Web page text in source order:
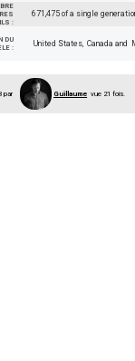
:
671,475 of a single
DU
:
United States, Canada and
par Guillaume vue 21 fois.